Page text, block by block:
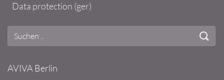
Data protection (ger)
AVIVA Berlin